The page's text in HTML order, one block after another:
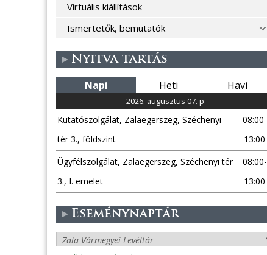
Virtuális kiállítások
Ismertetők, bemutatók
Nyitva tartás
Napi Heti Havi
2026. augusztus 07. p
Kutatószolgálat, Zalaegerszeg, Széchenyi
tér 3., földszint
08:00-
13:00
Ügyfélszolgálat, Zalaegerszeg, Széchenyi tér
3., I. emelet
08:00-
13:00
Eseménynaptár